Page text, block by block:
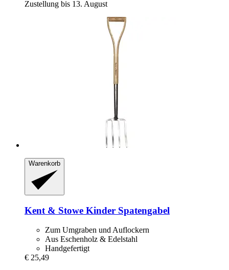
Zustellung bis 13. August
Warenkorb
Kent & Stowe Kinder Spatengabel
Zum Umgraben und Auflockern
Aus Eschenholz & Edelstahl
Handgefertigt
€ 25,49